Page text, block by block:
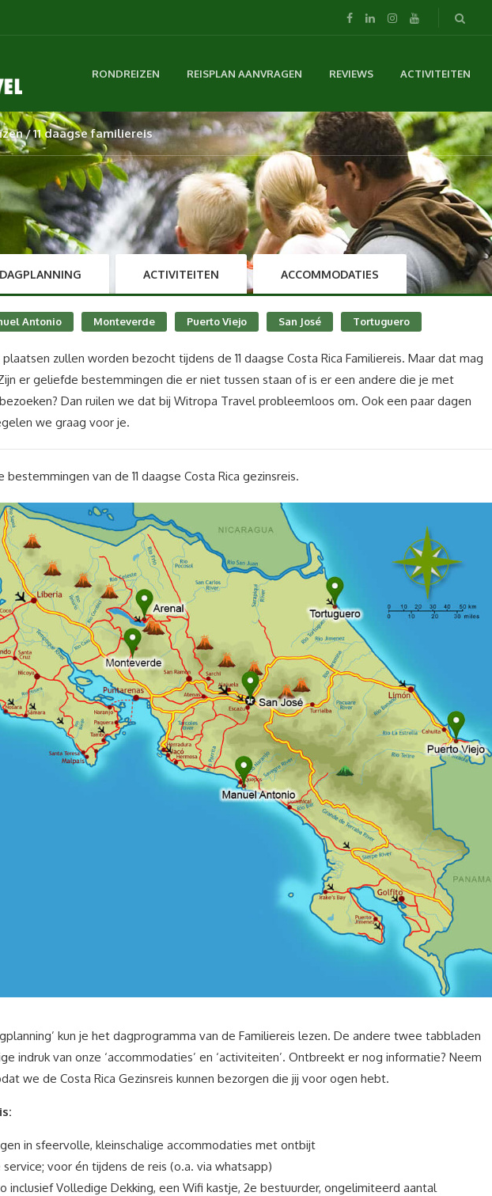
RONDREIZEN REISPLAN AANVRAGEN REVIEWS ACTIVITEITEN
11 daagse familiereis
DAGPLANNING ACTIVITEITEN ACCOMMODATIES
Antonio Monteverde Puerto Viejo San José Tortuguero
zullen worden bezocht tijdens de 11 daagse Costa Rica Familiereis. Maar dat mag
er geliefde bestemmingen die er niet tussen staan of is er een andere die je met
Dan ruilen we dat bij Witropa Travel probleemloos om. Ook een paar dagen
we graag voor je.
bestemmingen van de 11 daagse Costa Rica gezinsreis.
kun je het dagprogramma van de Familiereis lezen. De andere twee tabbladen
indruk van onze ‘accommodaties’ en ‘activiteiten’. Ontbreekt er nog informatie? Neem
we de Costa Rica Gezinsreis kunnen bezorgen die jij voor ogen hebt.
in sfeervolle, kleinschalige accommodaties met ontbijt
voor én tijdens de reis (o.a. via whatsapp)
inclusief Volledige Dekking, een Wifi kastje, 2e bestuurder, ongelimiteerd aantal